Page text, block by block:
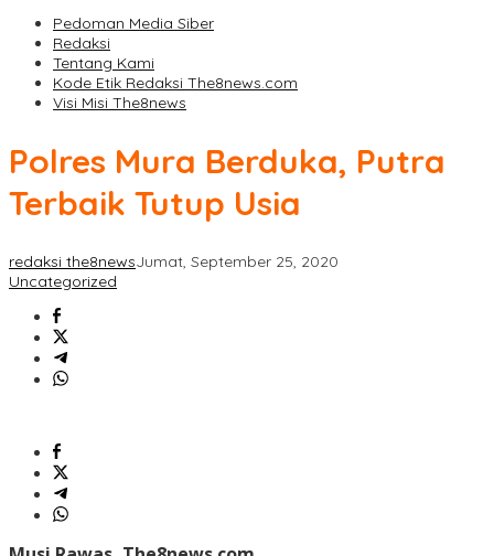
Pedoman Media Siber
Redaksi
Tentang Kami
Kode Etik Redaksi The8news.com
Visi Misi The8news
Polres Mura Berduka, Putra
Terbaik Tutup Usia
redaksi the8newsJumat, September 25, 2020
Uncategorized